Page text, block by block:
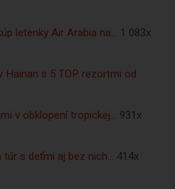
letenky Air Arabia na… 1 083x
Hainan s 5 TOP rezortmi od
v obklopení tropickej… 931x
túr s deťmi aj bez nich… 414x